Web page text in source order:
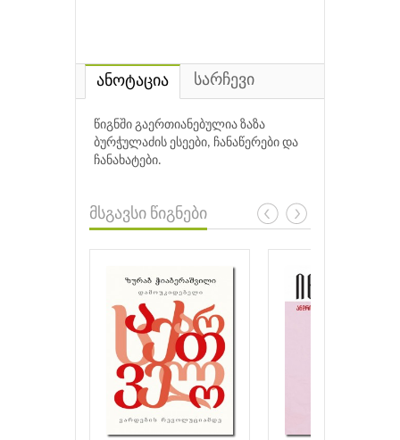
ანოტაცია სარჩევი
წიგნში გაერთიანებულია ზაზა
ბურჭულაძის ესეები, ჩანაწერები და
ჩანახატები.
მსგავსი წიგნები